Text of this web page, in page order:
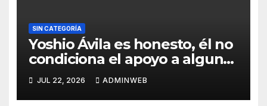
SIN CATEGORÍA
Yoshio Ávila es honesto, él no
condiciona el apoyo a alguna
figura política por una
candidatura
JUL 22, 2026 ADMINWEB